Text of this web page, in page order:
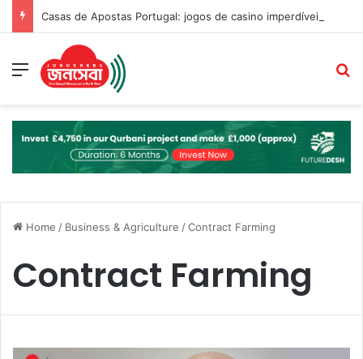
Menu
Home / Business & Agriculture /Contract Farming
Contract Farming